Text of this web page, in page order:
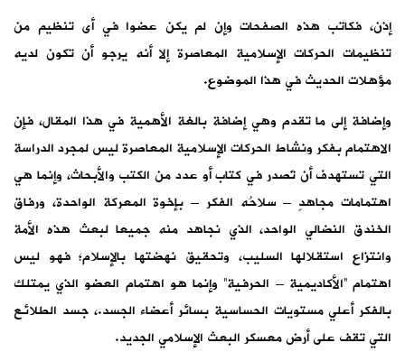
إذن، فكاتب هذه الصفحات وإن لم يكن عضوا في أى تنظيم من
تنظيمات الحركات الإسلامية المعاصرة إلا أنه يرجو أن تكون لديه
مؤهلات الحديث في هذا الموضوع.
وإضافة إلى ما تقدم وهي إضافة بالغة الأهمية في هذا المقال، فإن
الاهتمام بفكر ونشاط الحركات الإسلامية المعاصرة ليس لمجرد الدراسة
التي تستهدف أن تَصدر في كتاب أو عدد من الكتب والأبحاث، وإنما هي
اهتمامات مجاهدٍ – سلاحُه الفكر – بإخوة المعركة الواحدة، ورفاق
الخندق النضالي الواحد، الذي نجاهد منه جميعا لبعث هذه الأمة
وانتزاع استقلالها السليب، وتحقيق نهضتها بالإسلام؛ فهو ليس
اهتمام “الأكاديمية – الحرفية” وإنما هو اهتمام العضو الذي يمتلك
بالفكر أعلي مستويات الحساسية بسائر أعضاء الجسد.، جسد الطلائع
التي تقف على أرض معسكر البعث الإسلامي الجديد.